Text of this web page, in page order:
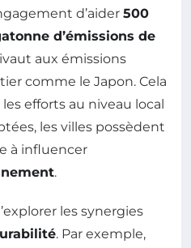
d’aider 500
d’émissions de
aux émissions
comme le Japon. Cela
efforts au niveau local
les villes possèdent
à influencer
.
les synergies
. Par exemple,